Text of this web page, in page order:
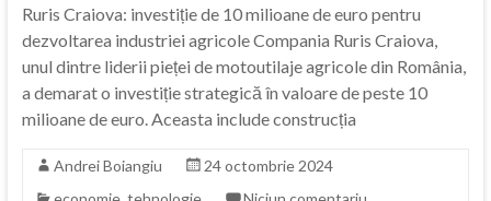
Ruris Craiova: investiție de 10 milioane de euro pentru
dezvoltarea industriei agricole Compania Ruris Craiova,
unul dintre liderii pieței de motoutilaje agricole din România,
a demarat o investiție strategică în valoare de peste 10
milioane de euro. Aceasta include construcția
Andrei Boiangiu
24 octombrie 2024